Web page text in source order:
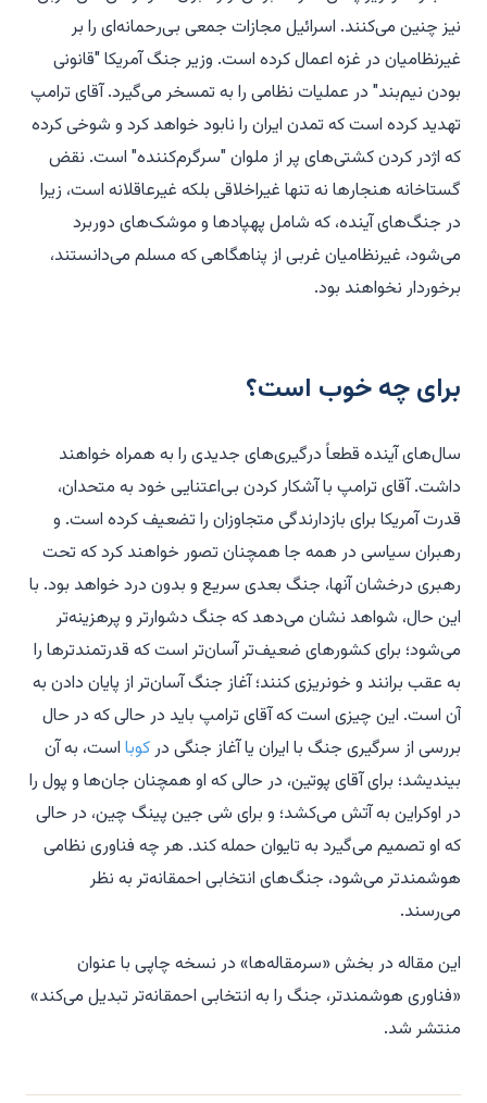
نیز چنین می‌کنند. اسرائیل مجازات جمعی بی‌رحمانه‌ای را بر
غیرنظامیان در غزه اعمال کرده است. وزیر جنگ آمریکا "قانونی
بودن نیم‌بند" در عملیات نظامی را به تمسخر می‌گیرد. آقای ترامپ
تهدید کرده است که تمدن ایران را نابود خواهد کرد و شوخی کرده
که اژدر کردن کشتی‌های پر از ملوان "سرگرم‌کننده" است. نقض
گستاخانه هنجارها نه تنها غیراخلاقی بلکه غیرعاقلانه است، زیرا
در جنگ‌های آینده، که شامل پهپادها و موشک‌های دوربرد
می‌شود، غیرنظامیان غربی از پناهگاهی که مسلم می‌دانستند،
برخوردار نخواهند بود.
برای چه خوب است؟
سال‌های آینده قطعاً درگیری‌های جدیدی را به همراه خواهند
داشت. آقای ترامپ با آشکار کردن بی‌اعتنایی خود به متحدان،
قدرت آمریکا برای بازدارندگی متجاوزان را تضعیف کرده است. و
رهبران سیاسی در همه جا همچنان تصور خواهند کرد که تحت
رهبری درخشان آنها، جنگ بعدی سریع و بدون درد خواهد بود. با
این حال، شواهد نشان می‌دهد که جنگ دشوارتر و پرهزینه‌تر
می‌شود؛ برای کشورهای ضعیف‌تر آسان‌تر است که قدرتمندترها را
به عقب برانند و خونریزی کنند؛ آغاز جنگ آسان‌تر از پایان دادن به
آن است. این چیزی است که آقای ترامپ باید در حالی که در حال
بررسی از سرگیری جنگ با ایران یا آغاز جنگی در کوبا است، به آن
بیندیشد؛ برای آقای پوتین، در حالی که او همچنان جان‌ها و پول را
در اوکراین به آتش می‌کشد؛ و برای شی جین پینگ چین، در حالی
که او تصمیم می‌گیرد به تایوان حمله کند. هر چه فناوری نظامی
هوشمندتر می‌شود، جنگ‌های انتخابی احمقانه‌تر به نظر
می‌رسند.
این مقاله در بخش «سرمقاله‌ها» در نسخه چاپی با عنوان
«فناوری هوشمندتر، جنگ را به انتخابی احمقانه‌تر تبدیل می‌کند»
منتشر شد.